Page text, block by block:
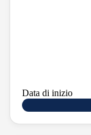
Data di inizio